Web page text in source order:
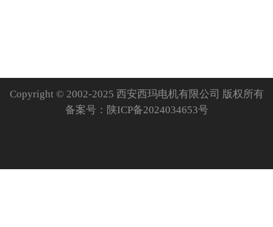
Copyright © 2002-2025 西安西玛电机有限公司 版权所有
备案号： 陕ICP备2024034653号